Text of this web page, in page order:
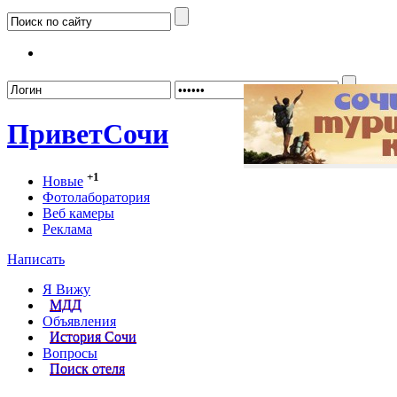
ПриветСочи
Новые +1
Фотолаборатория
Веб камеры
Реклама
Написать
Я Вижу
МДД
Объявления
История Сочи
Вопросы
Поиск отеля